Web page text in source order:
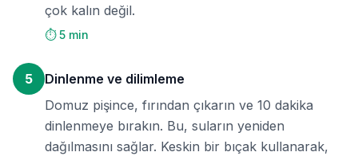
çok kalın değil.
⏱️ 5 min
5
Dinlenme ve dilimleme
Domuz pişince, fırından çıkarın ve 10 dakika
dinlenmeye bırakın. Bu, suların yeniden
dağılmasını sağlar. Keskin bir bıçak kullanarak,